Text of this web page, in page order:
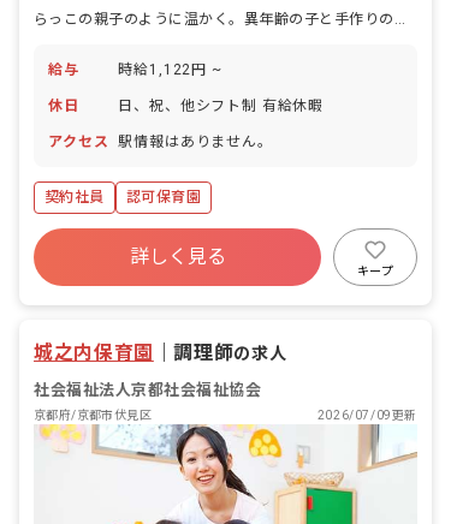
らっこの親子のように温かく。異年齢の子と手作りの時間を過ごす保育園です。
給与 時給1,122円 ~
休日 日、祝、他シフト制 有給休暇
アクセス 駅情報はありません。
契約社員 認可保育園
詳しく見る
キープ
城之内保育園 ｜調理師の求人
社会福祉法人京都社会福祉協会
京都府/京都市伏見区 2026/07/09更新